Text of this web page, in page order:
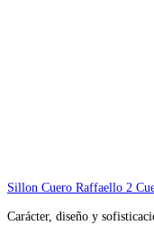
Sillon Cuero Raffaello 2
Carácter, diseño y